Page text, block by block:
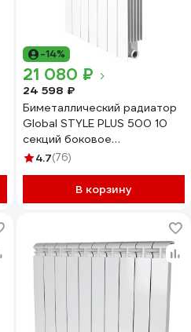
-14%
21 080 ₽
24 598 ₽
Биметаллический радиатор
Global STYLE PLUS 500 10
секций боковое
подключение
4.7(76)
В корзину